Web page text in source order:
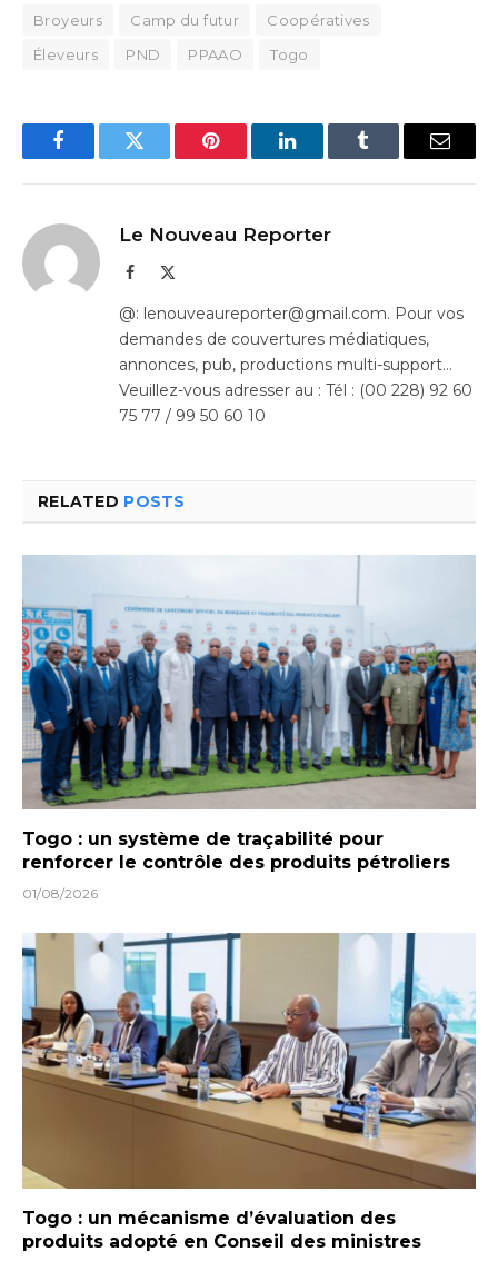
Broyeurs Camp du futur
Coopératives
Éleveurs
PND PPAAO Togo
FacebookTwitter Pinterest LinkedInTumblr Email
Le Nouveau Reporter
Facebook
@: lenouveaureporter@gmail.com. Pour vos
demandes de couvertures médiatiques,
annonces, pub, productions multi-support…
Veuillez-vous adresser au : Tél : (00 228) 92 60
75 77 / 99 50 60 10
RELATED POSTS
Togo : un système de traçabilité pour
renforcer le contrôle des produits pétroliers
01/08/2026
Togo : un mécanisme d’évaluation des
produits adopté en Conseil des ministres